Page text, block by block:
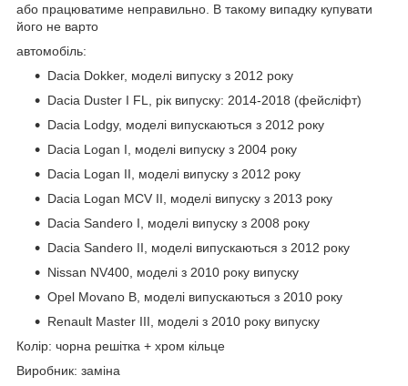
або працюватиме неправильно. В такому випадку купувати
його не варто
автомобіль:
Dacia Dokker, моделі випуску з 2012 року
Dacia Duster I FL, рік випуску: 2014-2018 (фейсліфт)
Dacia Lodgy, моделі випускаються з 2012 року
Dacia Logan I, моделі випуску з 2004 року
Dacia Logan II, моделі випуску з 2012 року
Dacia Logan MCV II, моделі випуску з 2013 року
Dacia Sandero I, моделі випуску з 2008 року
Dacia Sandero II, моделі випускаються з 2012 року
Nissan NV400, моделі з 2010 року випуску
Opel Movano B, моделі випускаються з 2010 року
Renault Master III, моделі з 2010 року випуску
Колір: чорна решітка + хром кільце
Виробник: заміна